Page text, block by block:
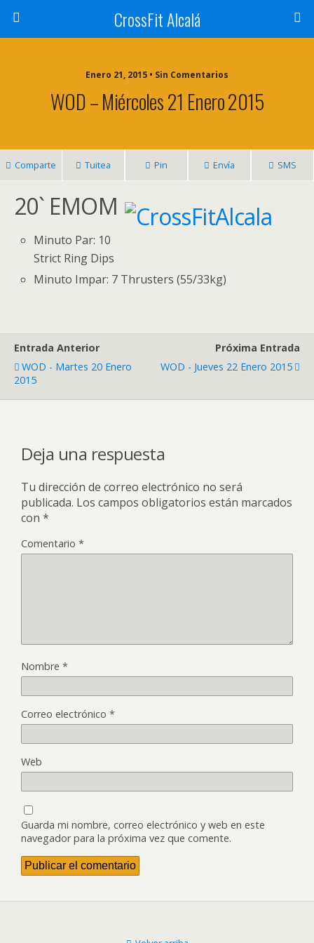
CrossFit Alcalá
Enero 21, 2015 • Sin Comentarios
WOD – Miércoles 21 Enero 2015
Comparte Tuitea Pin Envía SMS
20` EMOM
Minuto Par: 10
Strict Ring Dips
Minuto Impar: 7 Thrusters (55/33kg)
Entrada Anterior
WOD - Martes 20 Enero
2015
Próxima Entrada
WOD - Jueves 22 Enero 2015
Deja una respuesta
Tu dirección de correo electrónico no será
publicada. Los campos obligatorios están marcados
con *
Comentario *
Nombre *
Correo electrónico *
Web
Guarda mi nombre, correo electrónico y web en este
navegador para la próxima vez que comente.